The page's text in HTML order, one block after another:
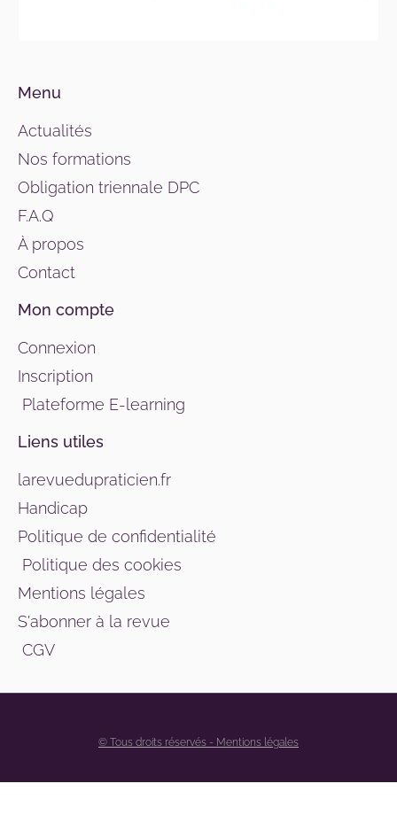
Menu
Actualités
Nos formations
Obligation triennale DPC
F.A.Q
À propos
Contact
Mon compte
Connexion
Inscription
Plateforme E-learning
Liens utiles
larevuedupraticien.fr
Handicap
Politique de confidentialité
Politique des cookies
Mentions légales
S'abonner à la revue
CGV
© Tous droits réservés - Mentions légales